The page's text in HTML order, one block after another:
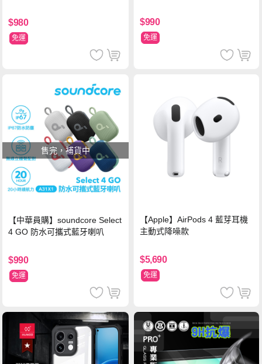
$980
免運
$990
免運
售完，補貨中
【中華員購】soundcore Select
4 GO 防水可攜式藍牙喇叭
$990
免運
【Apple】AirPods 4 藍芽耳機
主動式降噪款
$5,690
免運